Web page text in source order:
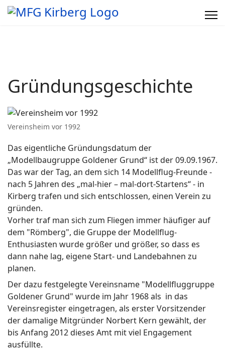
Gründungsgeschichte
Vereinsheim vor 1992
Das eigentliche Gründungsdatum der
„Modellbaugruppe Goldener Grund“ ist der 09.09.1967.
Das war der Tag, an dem sich 14 Modellflug-Freunde -
nach 5 Jahren des „mal-hier – mal-dort-Startens“ - in
Kirberg trafen und sich entschlossen, einen Verein zu
gründen.
Vorher traf man sich zum Fliegen immer häufiger auf
dem "Römberg", die Gruppe der Modellflug-
Enthusiasten wurde größer und größer, so dass es
dann nahe lag, eigene Start- und Landebahnen zu
planen.
Der dazu festgelegte Vereinsname "Modellfluggruppe
Goldener Grund" wurde im Jahr 1968 als in das
Vereinsregister eingetragen, als erster Vorsitzender
der damalige Mitgründer Norbert Kern gewählt, der
bis Anfang 2012 dieses Amt mit viel Engagement
ausfüllte.